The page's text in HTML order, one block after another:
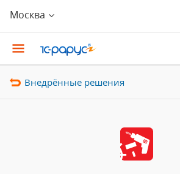
Москва
Внедрённые решения